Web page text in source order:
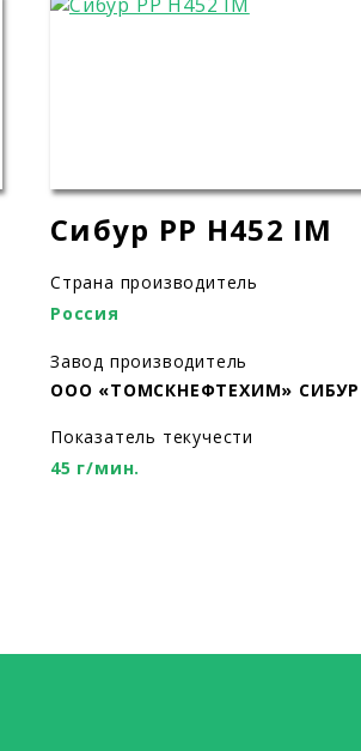
Сибур PP H452 IM
Страна производитель
Россия
Завод производитель
ООО «ТОМСКНЕФТЕХИМ» СИБУР
Показатель текучести
45 г/мин.